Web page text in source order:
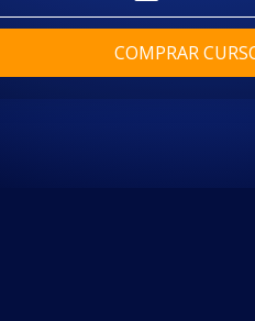
COMPRAR